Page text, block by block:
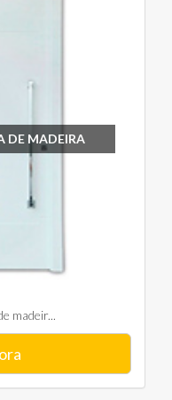
DE MADEIRA
madeir...